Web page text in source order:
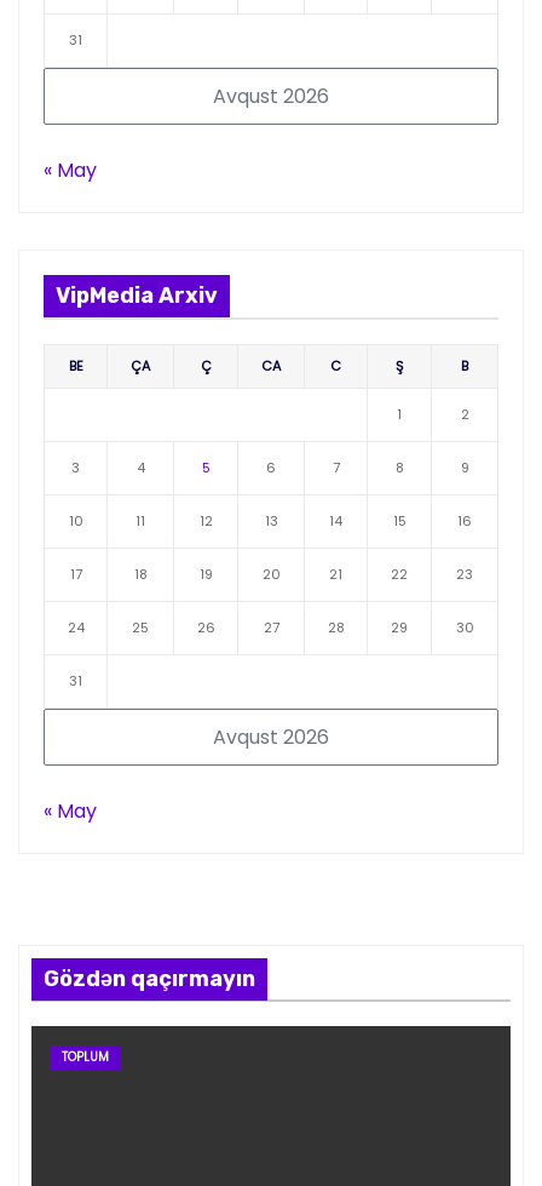
Avqust 2026
31
« May
VipMedia Arxiv
Avqust 2026
BE ÇA Ç CA C Ş B
1 2
3 4 5 6 7 8 9
10 11 12 13 14 15 16
17 18 19 20 21 22 23
24 25 26 27 28 29 30
31
« May
Gözdən qaçırmayın
TOPLUM